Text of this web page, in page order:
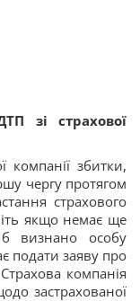
зі страхової
компанії збитки,
чергу протягом
страхового
якщо немає ще
визнано особу
подати заяву про
компанія
застрахованої